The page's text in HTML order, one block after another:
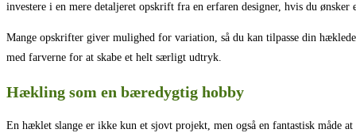
investere i en mere detaljeret opskrift fra en erfaren designer, hvis du ønsker
Mange opskrifter giver mulighed for variation, så du kan tilpasse din
med farverne for at skabe et helt særligt udtryk.
Hækling som en bæredygtig hobby
En hæklet slange er ikke kun et sjovt projekt, men også en fantastisk måde